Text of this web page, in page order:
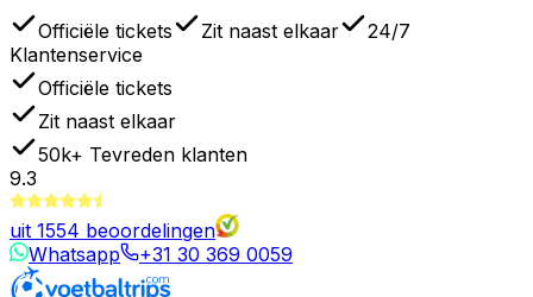
Officiële tickets Zit naast elkaar
24/7
Klantenservice
Officiële tickets
Zit naast elkaar
50k+ Tevreden klanten
9.3
uit 1554 beoordelingen
Whatsapp
+31 30 369 0059